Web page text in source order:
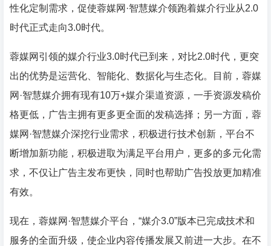
性化定制需求，促使蓉媒网·智慧媒介领跑着媒介行业从2.0
时代正式走向3.0时代。
蓉媒网引领的媒介行业3.0时代已到来，对比2.0时代，更突
出的优势是运营化、智能化、数据化与生态化。目前，蓉媒
网·智慧媒介拥有现有10万+媒介渠道资源，一手资源发稿价
格更低，广告主拥有更多更全面的发稿选择；另一方面，蓉
媒网·智慧媒介深挖行业需求，积极进行技术创新，平台不
断增加新功能，积极进取为满足平台用户，更多的多元化需
求，不仅让广告主发布更快，同时也帮助广告投放更加精准
有效。
现在，蓉媒网·智慧媒介平台，“媒介3.0”版本已完成技术和
服务的全面升级，使企业内容传播发展又前进一大步。在不